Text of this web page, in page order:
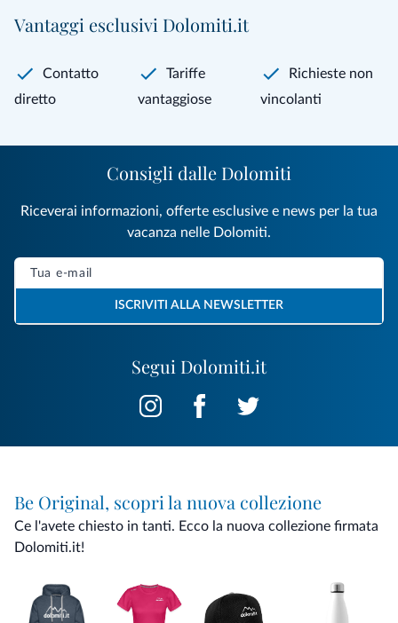
Vantaggi esclusivi Dolomiti.it
Contatto
diretto
Tariffe
vantaggiose
Richieste non
vincolanti
Segui Dolomiti.it
Consigli dalle Dolomiti
Riceverai informazioni, offerte esclusive e news per la tua
vacanza nelle Dolomiti.
ISCRIVITI ALLA NEWSLETTER
Be Original, scopri la nuova collezione
Ce l'avete chiesto in tanti. Ecco la nuova collezione firmata
Dolomiti.it!